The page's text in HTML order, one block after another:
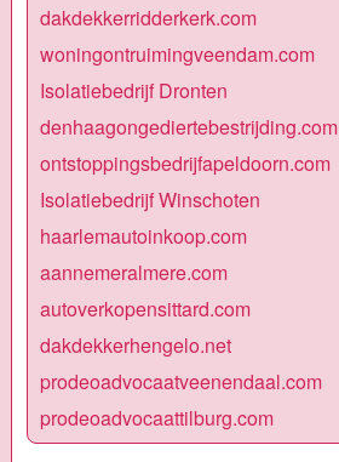
dakdekkerridderkerk.com
woningontruimingveendam.com
Isolatiebedrijf Dronten
denhaagongediertebestrijding.com
ontstoppingsbedrijfapeldoorn.com
Isolatiebedrijf Winschoten
haarlemautoinkoop.com
aannemeralmere.com
autoverkopensittard.com
dakdekkerhengelo.net
prodeoadvocaatveenendaal.com
prodeoadvocaattilburg.com